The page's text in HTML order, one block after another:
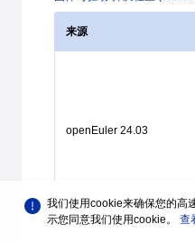
来源
openEuler 24.03
我们使用cookie来确保您的高
示您同意我们使用cookie。 查